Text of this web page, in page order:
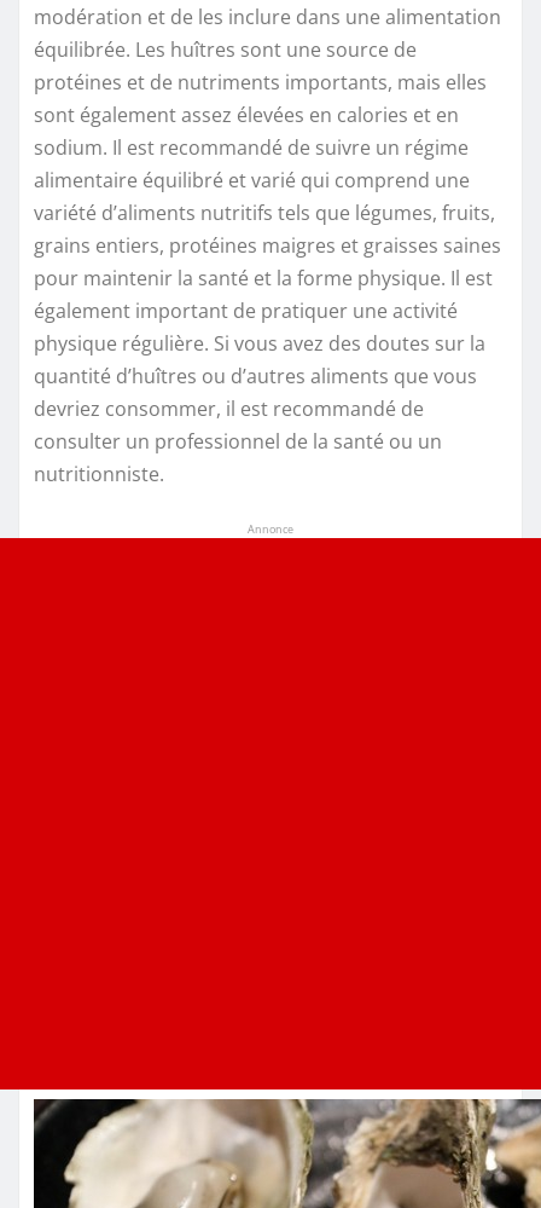
modération et de les inclure dans une alimentation
équilibrée. Les huîtres sont une source de
protéines et de nutriments importants, mais elles
sont également assez élevées en calories et en
sodium. Il est recommandé de suivre un régime
alimentaire équilibré et varié qui comprend une
variété d’aliments nutritifs tels que légumes, fruits,
grains entiers, protéines maigres et graisses saines
pour maintenir la santé et la forme physique. Il est
également important de pratiquer une activité
physique régulière. Si vous avez des doutes sur la
quantité d’huîtres ou d’autres aliments que vous
devriez consommer, il est recommandé de
consulter un professionnel de la santé ou un
nutritionniste.
Annonce